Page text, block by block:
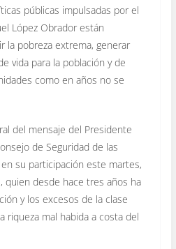
públicas impulsadas por el
López Obrador están
la pobreza extrema, generar
vida para la población y de
como en años no se
del mensaje del Presidente
de Seguridad de las
su participación este martes,
quien desde hace tres años ha
y los excesos de la clase
riqueza mal habida a costa del